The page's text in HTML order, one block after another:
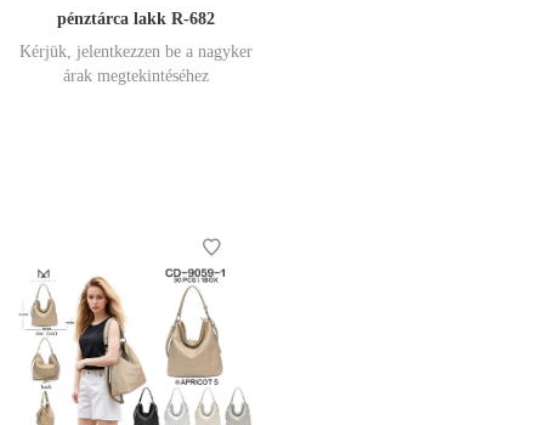
pénztárca lakk R-682
Kérjük, jelentkezzen be a nagyker
árak megtekintéséhez